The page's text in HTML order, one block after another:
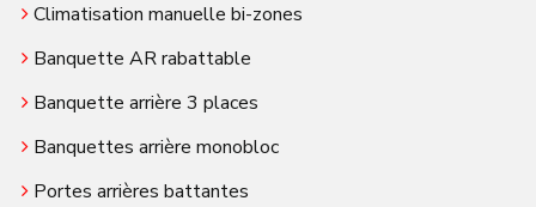
Climatisation manuelle bi-zones
Banquette AR rabattable
Banquette arrière 3 places
Banquettes arrière monobloc
Portes arrières battantes